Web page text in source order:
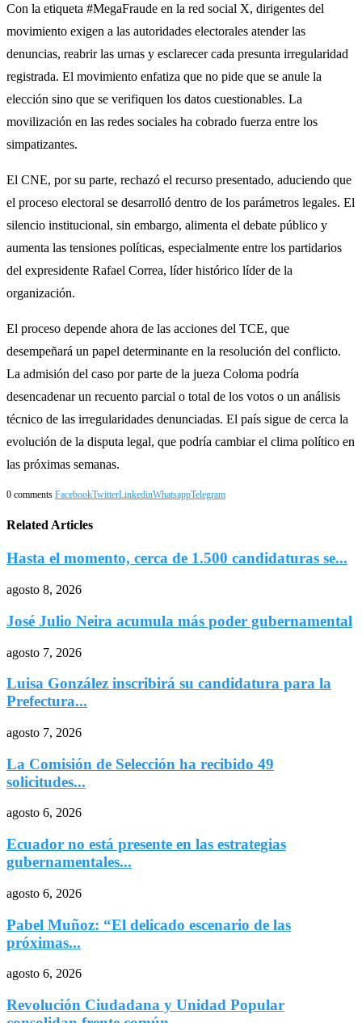
Con la etiqueta #MegaFraude en la red social X, dirigentes del
movimiento exigen a las autoridades electorales atender las
denuncias, reabrir las urnas y esclarecer cada presunta irregularidad
registrada. El movimiento enfatiza que no pide que se anule la
elección sino que se verifiquen los datos cuestionables. La
movilización en las redes sociales ha cobrado fuerza entre los
simpatizantes.
El CNE, por su parte, rechazó el recurso presentado, aduciendo que
el proceso electoral se desarrolló dentro de los parámetros legales. El
silencio institucional, sin embargo, alimenta el debate público y
aumenta las tensiones políticas, especialmente entre los partidarios
del expresidente Rafael Correa, líder histórico líder de la
organización.
El proceso depende ahora de las acciones del TCE, que
desempeñará un papel determinante en la resolución del conflicto.
La admisión del caso por parte de la jueza Coloma podría
desencadenar un recuento parcial o total de los votos o un análisis
técnico de las irregularidades denunciadas. El país sigue de cerca la
evolución de la disputa legal, que podría cambiar el clima político en
las próximas semanas.
0 comments FacebookTwitterLinkedinWhatsappTelegram
Related Articles
Hasta el momento, cerca de 1.500 candidaturas se...
agosto 8, 2026
José Julio Neira acumula más poder gubernamental
agosto 7, 2026
Luisa González inscribirá su candidatura para la
Prefectura...
agosto 7, 2026
La Comisión de Selección ha recibido 49
solicitudes...
agosto 6, 2026
Ecuador no está presente en las estrategias
gubernamentales...
agosto 6, 2026
Pabel Muñoz: “El delicado escenario de las
próximas...
agosto 6, 2026
Revolución Ciudadana y Unidad Popular